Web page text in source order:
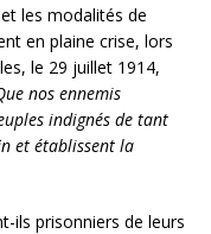
les modalités de
en plaine crise, lors
le 29 juillet 1914,
nos ennemis
indignés de tant
et établissent la
ils prisonniers de leurs